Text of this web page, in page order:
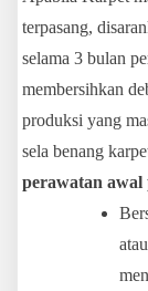
terpasang,
selama 3 bulan
membersihkan
produksi yang
sela benang
perawatan awal